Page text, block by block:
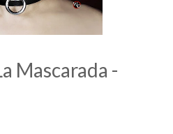
Mascarada -